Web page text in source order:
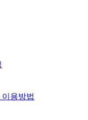
용방법